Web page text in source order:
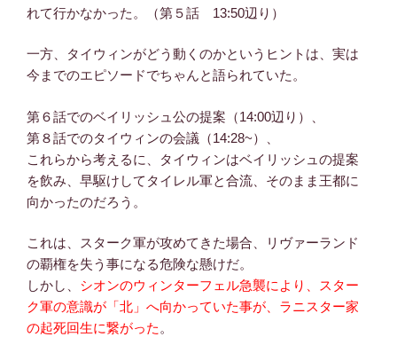
れて行かなかった。（第５話 13:50辺り）
一方、タイウィンがどう動くのかというヒントは、実は
今までのエピソードでちゃんと語られていた。
第６話でのベイリッシュ公の提案（14:00辺り）、
第８話でのタイウィンの会議（14:28~）、
これらから考えるに、タイウィンはベイリッシュの提案
を飲み、早駆けしてタイレル軍と合流、そのまま王都に
向かったのだろう。
これは、スターク軍が攻めてきた場合、リヴァーランド
の覇権を失う事になる危険な懸けだ。
しかし、 シオンのウィンターフェル急襲により、スター
ク軍の意識が「北」へ向かっていた事が、ラニスター家
の起死回生に繋がった 。